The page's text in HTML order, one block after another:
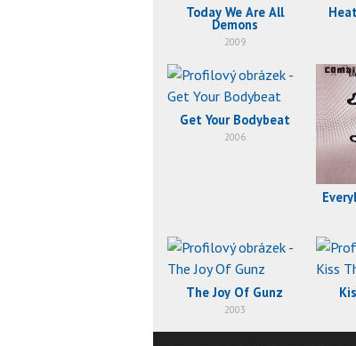
Today We Are All
Demons
2009
Get Your Bodybeat
2006
The Joy Of Gunz
2003